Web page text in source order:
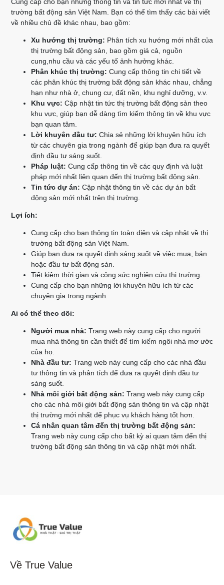
Cung cấp cho bạn những thông tin và tin tức mới nhất về thị
trường bất động sản Việt Nam. Bạn có thể tìm thấy các bài viết
về nhiều chủ đề khác nhau, bao gồm:
Xu hướng thị trường: Phân tích xu hướng mới nhất của
thị trường bất động sản, bao gồm giá cả, nguồn
cung,nhu cầu và các yếu tố ảnh hưởng khác.
Phân khúc thị trường: Cung cấp thông tin chi tiết về
các phân khúc thị trường bất động sản khác nhau, chẳng
hạn như nhà ở, chung cư, đất nền, khu nghỉ dưỡng, v.v.
Khu vực: Cập nhật tin tức thị trường bất động sản theo
khu vực, giúp bạn dễ dàng tìm kiếm thông tin về khu vực
bạn quan tâm.
Lời khuyên đầu tư: Chia sẻ những lời khuyên hữu ích
từ các chuyên gia trong ngành để giúp bạn đưa ra quyết
định đầu tư sáng suốt.
Pháp luật: Cung cấp thông tin về các quy định và luật
pháp mới nhất liên quan đến thị trường bất động sản.
Tin tức dự án: Cập nhật thông tin về các dự án bất
động sản mới nhất trên thị trường.
Lợi ích:
Cung cấp cho bạn thông tin toàn diện và cập nhật về thị
trường bất động sản Việt Nam.
Giúp bạn đưa ra quyết định sáng suốt về việc mua, bán
hoặc đầu tư bất động sản.
Tiết kiệm thời gian và công sức nghiên cứu thị trường.
Cung cấp cho bạn những lời khuyên hữu ích từ các
chuyên gia trong ngành.
Ai có thể theo dõi:
Người mua nhà: Trang web này cung cấp cho người
mua nhà thông tin cần thiết để tìm kiếm ngôi nhà mơ ước
của họ.
Nhà đầu tư: Trang web này cung cấp cho các nhà đầu
tư thông tin và phân tích để đưa ra quyết định đầu tư
sáng suốt.
Nhà môi giới bất động sản: Trang web này cung cấp
cho các nhà môi giới bất động sản thông tin và cập nhật
thị trường mới nhất để phục vụ khách hàng tốt hơn.
Cá nhân quan tâm đến thị trường bất động sản:
Trang web này cung cấp cho bất kỳ ai quan tâm đến thị
trường bất động sản thông tin và cập nhật mới nhất.
Về True Value